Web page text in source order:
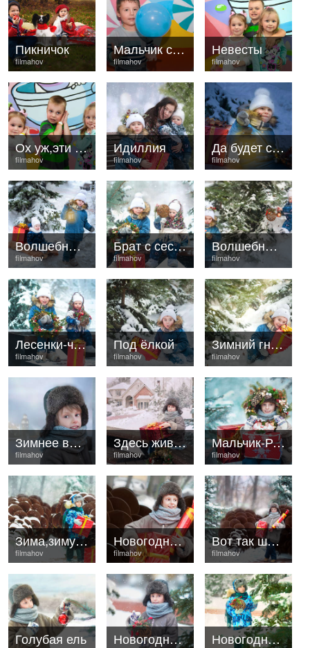
filmahov
Пикничок
filmahov
Мальчик с шариком
filmahov
Невесты
filmahov
Ох уж,эти дети
filmahov
Идиллия
filmahov
Да будет свет
filmahov
Волшебный фонарик
filmahov
Брат с сестрёнкой
filmahov
Волшебные шарики
filmahov
Лесенки-чудесеньки
filmahov
Под ёлкой
filmahov
Зимний гномик
filmahov
Зимнее вдохновение
filmahov
Здесь живёт Дед Мороз
filmahov
Мальчик-Рождество
filmahov
Зима,зимушка
filmahov
Новогодний портрет
filmahov
Вот так шишички
Голубая ель Новогодний сюжет Новогодняя сказка